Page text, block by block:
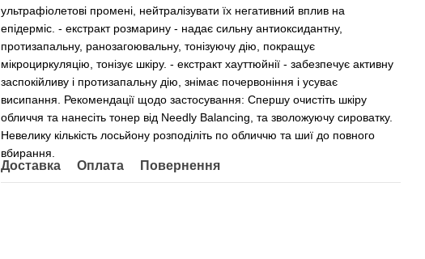
ультрафіолетові промені, нейтралізувати їх негативний вплив на
епідерміс. - екстракт розмарину - надає сильну антиоксидантну,
протизапальну, ранозагоювальну, тонізуючу дію, покращує
мікроциркуляцію, тонізує шкіру. - екстракт хауттюйнії - забезпечує активну
заспокійливу і протизапальну дію, знімає почервоніння і усуває
висипання. Рекомендації щодо застосування: Спершу очистіть шкіру
обличчя та нанесіть тонер від Needly Balancing, та зволожуючу сироватку.
Невелику кількість лосьйону розподіліть по обличчю та шиї до повного
вбирання.
Доставка Оплата Повернення